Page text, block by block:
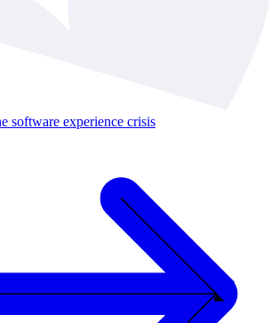
software experience crisis